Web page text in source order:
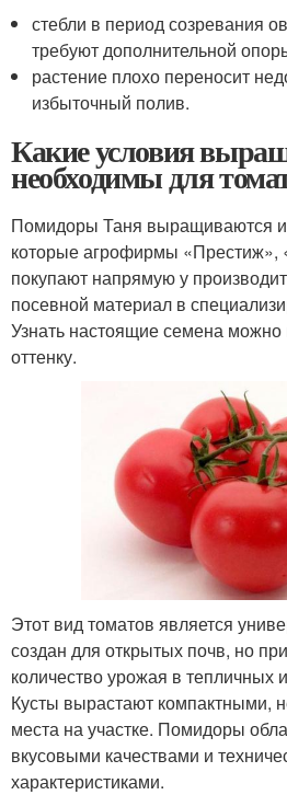
стебли в период созревания
требуют дополнительной
растение плохо переносит
избыточный полив.
Какие условия
необходимы для
Помидоры Таня выращиваются
которые агрофирмы «Престиж»,
покупают напрямую у
посевной материал в
Узнать настоящие семена можно
оттенку.
Этот вид томатов является
создан для открытых почв, но
количество урожая в тепличных
Кусты вырастают компактными,
места на участке. Помидоры
вкусовыми качествами и
характеристиками.